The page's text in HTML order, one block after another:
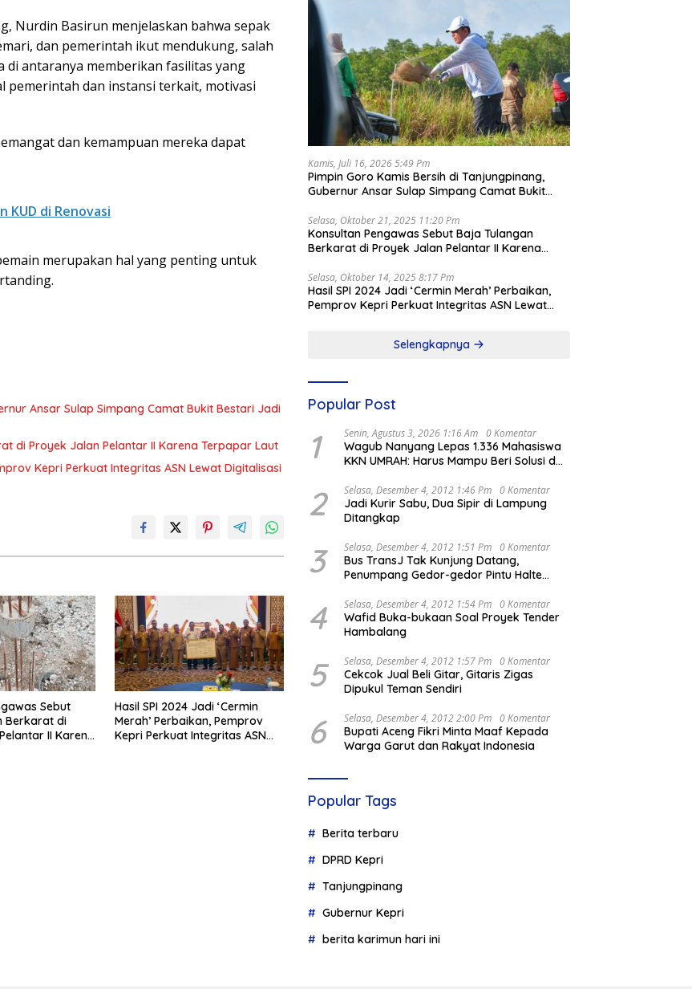
Nurdin Basirun menjelaskan bahwa sepak
dan pemerintah ikut mendukung, salah
antaranya memberikan fasilitas yang
pemerintah dan instansi terkait, motivasi
dan kemampuan mereka dapat
KUD di Renovasi
merupakan hal yang penting untuk
Ansar Sulap Simpang Camat Bukit Bestari Jadi
di Proyek Jalan Pelantar II Karena Terpapar Laut
Kepri Perkuat Integritas ASN Lewat Digitalisasi
Sebut
Berkarat di
II Karena
Hasil SPI 2024 Jadi ‘Cermin
Merah’ Perbaikan, Pemprov
Kepri Perkuat Integritas ASN
Kamis, Juli 16, 2026 5:49 Pm
Pimpin Goro Kamis Bersih di Tanjungpinang,
Gubernur Ansar Sulap Simpang Camat Bukit
Selasa, Oktober 21, 2025 11:20 Pm
Konsultan Pengawas Sebut Baja Tulangan
Berkarat di Proyek Jalan Pelantar II Karena
Selasa, Oktober 14, 2025 8:17 Pm
Hasil SPI 2024 Jadi ‘Cermin Merah’ Perbaikan,
Pemprov Kepri Perkuat Integritas ASN Lewat
Selengkapnya
Popular Post
1 Senin, Agustus 3, 2026 1:16 Am 0 Komentar
Wagub Nanyang Lepas 1.336 Mahasiswa
KKN UMRAH: Harus Mampu Beri Solusi dan
2 Selasa, Desember 4, 2012 1:46 Pm 0 Komentar
Jadi Kurir Sabu, Dua Sipir di Lampung
Ditangkap
3 Selasa, Desember 4, 2012 1:51 Pm 0 Komentar
Bus TransJ Tak Kunjung Datang,
Penumpang Gedor-gedor Pintu Halte
4 Selasa, Desember 4, 2012 1:54 Pm 0 Komentar
Wafid Buka-bukaan Soal Proyek Tender
Hambalang
5 Selasa, Desember 4, 2012 1:57 Pm 0 Komentar
Cekcok Jual Beli Gitar, Gitaris Zigas
Dipukul Teman Sendiri
6 Selasa, Desember 4, 2012 2:00 Pm 0 Komentar
Bupati Aceng Fikri Minta Maaf Kepada
Warga Garut dan Rakyat Indonesia
Popular Tags
Berita terbaru
DPRD Kepri
Tanjungpinang
Gubernur Kepri
berita karimun hari ini